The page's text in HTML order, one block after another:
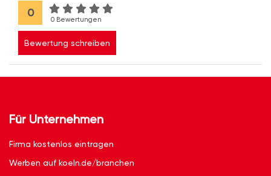
0
0 Bewertungen
Bewertung schreiben
Für Unternehmen
Firma kostenlos eintragen
Werben auf koeln.de/branchen